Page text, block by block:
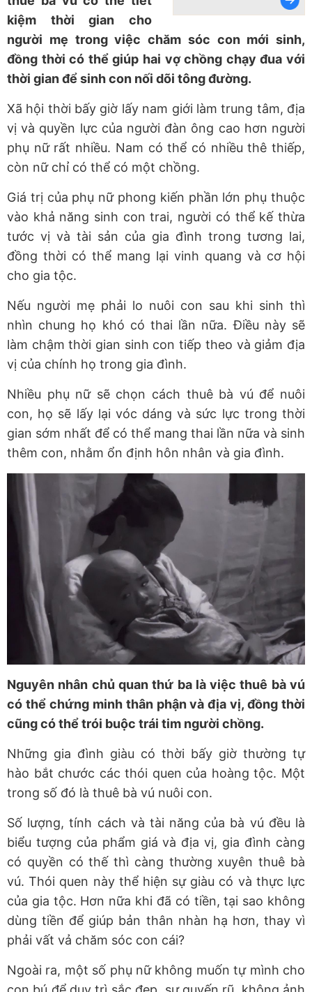
kiệm thời gian cho
người mẹ trong việc chăm sóc con mới sinh,
đồng thời có thể giúp hai vợ chồng chạy đua với
thời gian để sinh con nối dõi tông đường.
Xã hội thời bấy giờ lấy nam giới làm trung tâm, địa
vị và quyền lực của người đàn ông cao hơn người
phụ nữ rất nhiều. Nam có thể có nhiều thê thiếp,
còn nữ chỉ có thể có một chồng.
Giá trị của phụ nữ phong kiến phần lớn phụ thuộc
vào khả năng sinh con trai, người có thể kế thừa
tước vị và tài sản của gia đình trong tương lai,
đồng thời có thể mang lại vinh quang và cơ hội
cho gia tộc.
Nếu người mẹ phải lo nuôi con sau khi sinh thì
nhìn chung họ khó có thai lần nữa. Điều này sẽ
làm chậm thời gian sinh con tiếp theo và giảm địa
vị của chính họ trong gia đình.
Nhiều phụ nữ sẽ chọn cách thuê bà vú để nuôi
con, họ sẽ lấy lại vóc dáng và sức lực trong thời
gian sớm nhất để có thể mang thai lần nữa và sinh
thêm con, nhằm ổn định hôn nhân và gia đình.
Nguyên nhân chủ quan thứ ba là việc thuê bà vú
có thể chứng minh thân phận và địa vị, đồng thời
cũng có thể trói buộc trái tim người chồng.
Những gia đình giàu có thời bấy giờ thường tự
hào bắt chước các thói quen của hoàng tộc. Một
trong số đó là thuê bà vú nuôi con.
Số lượng, tính cách và tài năng của bà vú đều là
biểu tượng của phẩm giá và địa vị, gia đình càng
có quyền có thế thì càng thường xuyên thuê bà
vú. Thói quen này thể hiện sự giàu có và thực lực
của gia tộc. Hơn nữa khi đã có tiền, tại sao không
dùng tiền để giúp bản thân nhàn hạ hơn, thay vì
phải vất vả chăm sóc con cái?
Ngoài ra, một số phụ nữ không muốn tự mình cho